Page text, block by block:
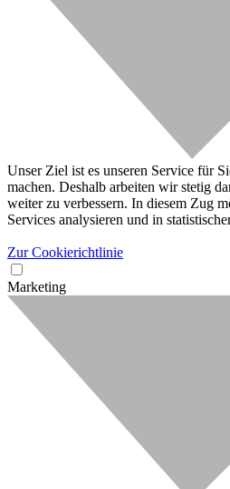
Unser Ziel ist es unseren Service für
machen. Deshalb arbeiten wir stetig
weiter zu verbessern. In diesem Zug
Services analysieren und in
Zur Cookierichtlinie
Marketing